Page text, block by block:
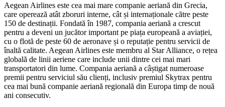
Aegean Airlines este cea mai mare companie aeriană din Grecia,
care operează atât zboruri interne, cât și internaționale către peste
150 de destinații. Fondată în 1987, compania aeriană a crescut
pentru a deveni un jucător important pe piața europeană a aviației,
cu o flotă de peste 60 de aeronave și o reputație pentru servicii de
înaltă calitate. Aegean Airlines este membru al Star Alliance, o rețea
globală de linii aeriene care include unii dintre cei mai mari
transportatori din lume. Compania aeriană a câștigat numeroase
premii pentru serviciul său clienți, inclusiv premiul Skytrax pentru
cea mai bună companie aeriană regională din Europa timp de nouă
ani consecutiv.